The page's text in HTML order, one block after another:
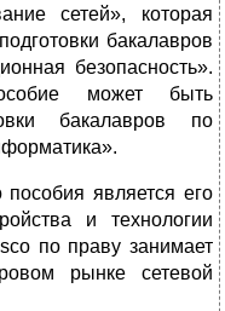
сетей», которая
бакалавров
безопасность».
может быть
бакалавров по
пособия является его
и технологии
по праву занимает
рынке сетевой